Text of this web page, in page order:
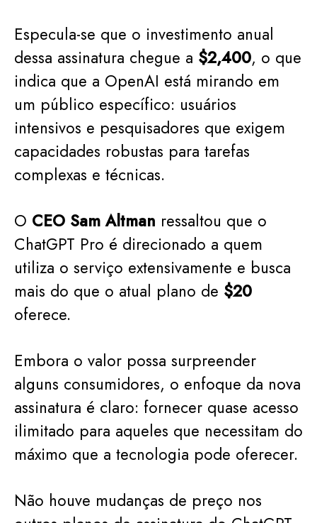
Especula-se que o investimento anual
dessa assinatura chegue a $2,400, o que
indica que a OpenAI está mirando em
um público específico: usuários
intensivos e pesquisadores que exigem
capacidades robustas para tarefas
complexas e técnicas.
O CEO Sam Altman ressaltou que o
ChatGPT Pro é direcionado a quem
utiliza o serviço extensivamente e busca
mais do que o atual plano de $20
oferece.
Embora o valor possa surpreender
alguns consumidores, o enfoque da nova
assinatura é claro: fornecer quase acesso
ilimitado para aqueles que necessitam do
máximo que a tecnologia pode oferecer.
Não houve mudanças de preço nos